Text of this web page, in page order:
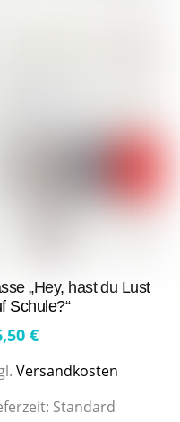
„Hey, hast du Lust
Schule?“
€
Versandkosten
Standard